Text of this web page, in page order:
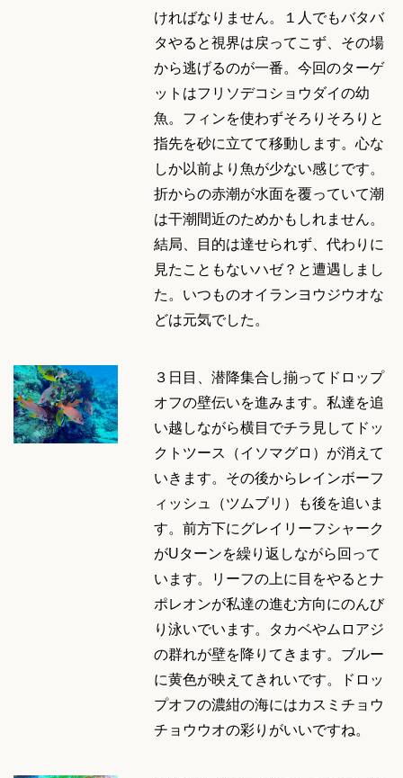
ければなりません。１人でもバタバ
タやると視界は戻ってこず、その場
から逃げるのが一番。今回のターゲ
ットはフリソデコショウダイの幼
魚。フィンを使わずそろりそろりと
指先を砂に立てて移動します。心な
しか以前より魚が少ない感じです。
折からの赤潮が水面を覆っていて潮
は干潮間近のためかもしれません。
結局、目的は達せられず、代わりに
見たこともないハゼ？と遭遇しまし
た。いつものオイランヨウジウオな
どは元気でした。
３日目、潜降集合し揃ってドロップ
オフの壁伝いを進みます。私達を追
い越しながら横目でチラ見してドッ
クトツース（イソマグロ）が消えて
いきます。その後からレインボーフ
ィッシュ（ツムブリ）も後を追いま
す。前方下にグレイリーフシャーク
がUターンを繰り返しながら回って
います。リーフの上に目をやるとナ
ポレオンが私達の進む方向にのんび
り泳いでいます。タカベやムロアジ
の群れが壁を降りてきます。ブルー
に黄色が映えてきれいです。ドロッ
プオフの濃紺の海にはカスミチョウ
チョウウオの彩りがいいですね。